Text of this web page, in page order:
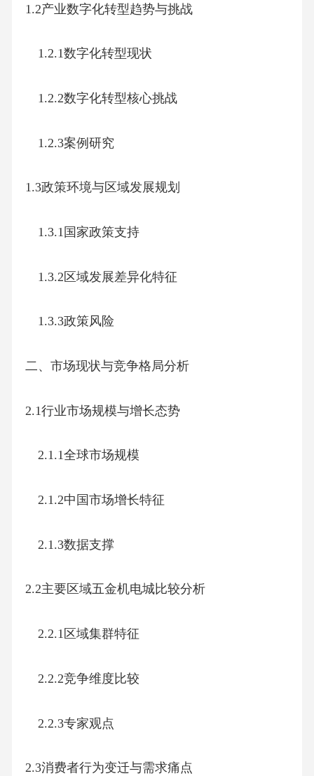
1.2产业数字化转型趋势与挑战
1.2.1数字化转型现状
1.2.2数字化转型核心挑战
1.2.3案例研究
1.3政策环境与区域发展规划
1.3.1国家政策支持
1.3.2区域发展差异化特征
1.3.3政策风险
二、市场现状与竞争格局分析
2.1行业市场规模与增长态势
2.1.1全球市场规模
2.1.2中国市场增长特征
2.1.3数据支撑
2.2主要区域五金机电城比较分析
2.2.1区域集群特征
2.2.2竞争维度比较
2.2.3专家观点
2.3消费者行为变迁与需求痛点